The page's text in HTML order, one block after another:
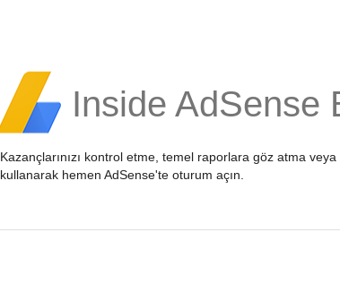
Inside AdSense
Kazançlarınızı kontrol etme, temel raporlara göz atma
kullanarak hemen AdSense'te oturum açın